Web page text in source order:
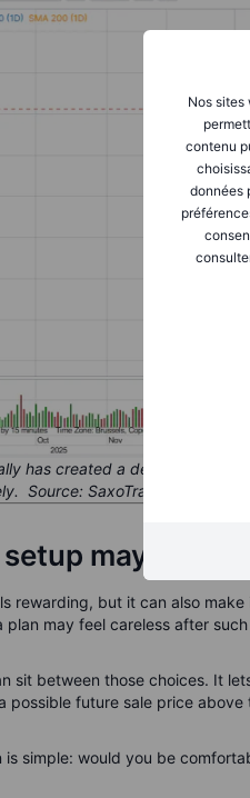
Nos sites
contenu
données
has created a decision point
Source: SaxoTrader
may
rewarding, but it can also
plan may feel careless after
sit between those choices. It
possible future sale price above
simple: would you be